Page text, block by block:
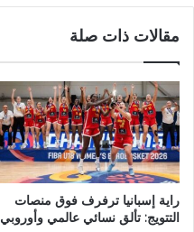
مقالات ذات صلة
راية إسبانيا ترفرف فوق منصات
التتويج: تألق نسائي عالمي وأوروبي